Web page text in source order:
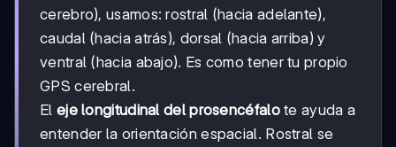
cerebro), usamos: rostral (hacia adelante),
caudal (hacia atrás), dorsal (hacia arriba) y
ventral (hacia abajo). Es como tener tu propio
GPS cerebral.
El eje longitudinal del prosencéfalote ayuda a
entender la orientación espacial. Rostral se